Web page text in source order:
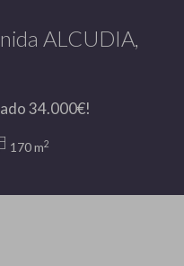
ALCUDIA,
34.000€!
170 m2